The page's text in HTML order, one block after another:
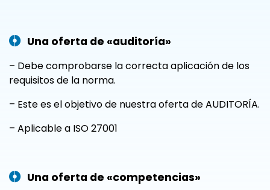
Una oferta de «auditoría»
– Debe comprobarse la correcta aplicación de los
requisitos de la norma.
– Este es el objetivo de nuestra oferta de AUDITORÍA.
– Aplicable a ISO 27001
Una oferta de «competencias»